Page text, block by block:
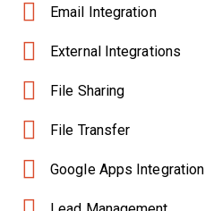
Email Integration
External Integrations
File Sharing
File Transfer
Google Apps Integration